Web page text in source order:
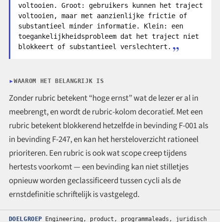
voltooien. Groot: gebruikers kunnen het traject
voltooien, maar met aanzienlijke frictie of
substantieel minder informatie. Klein: een
toegankelijkheidsprobleem dat het traject niet
blokkeert of substantieel verslechtert.
WAAROM HET BELANGRIJK IS
Zonder rubric betekent “hoge ernst” wat de lezer er al in
meebrengt, en wordt de rubric-kolom decoratief. Met een
rubric betekent blokkerend hetzelfde in bevinding F-001 als
in bevinding F-247, en kan het hersteloverzicht rationeel
prioriteren. Een rubric is ook wat scope creep tijdens
hertests voorkomt — een bevinding kan niet stilletjes
opnieuw worden geclassificeerd tussen cycli als de
ernstdefinitie schriftelijk is vastgelegd.
DOELGROEP
Engineering, product, programmaleads, juridisch